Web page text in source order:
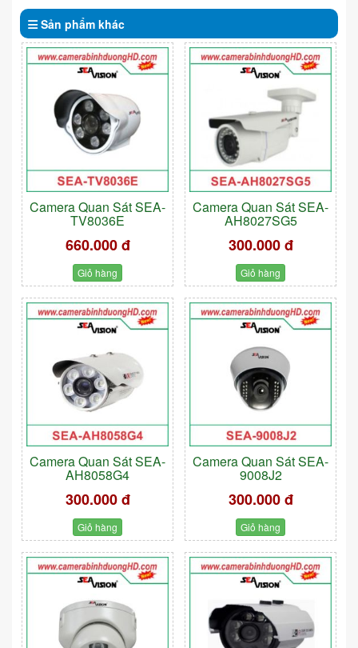
Sản phẩm khác
Camera Quan Sát SEA-
TV8036E
660.000 đ
Giỏ hàng
Camera Quan Sát SEA-
AH8027SG5
300.000 đ
Giỏ hàng
Camera Quan Sát SEA-
AH8058G4
300.000 đ
Giỏ hàng
Camera Quan Sát SEA-
9008J2
300.000 đ
Giỏ hàng